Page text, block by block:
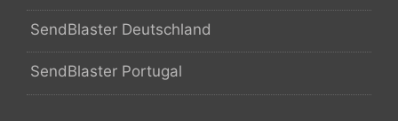
SendBlaster Deutschland
SendBlaster Portugal